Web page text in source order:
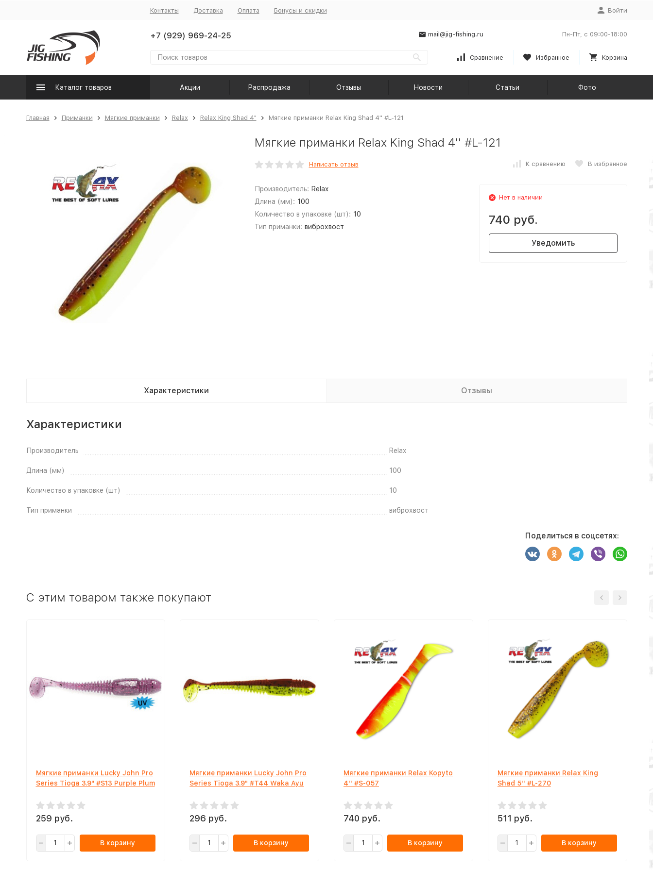
Контакты Доставка Оплата Бонусы и скидки Войти
+7 (929) 969-24-25 mail@jig-fishing.ru Пн-Пт, с 09:00-18:00
Сравнение Избранное Корзина
Каталог товаров Акции Распродажа Отзывы Новости Статьи Фото
Главная Приманки Мягкие приманки Relax Relax King Shad 4" Мягкие приманки Relax King Shad 4'' #L-121
Мягкие приманки Relax King Shad 4'' #L-121
Написать отзыв К сравнению В избранное
Производитель: Relax
Длина (мм): 100
Количество в упаковке (шт): 10
Тип приманки: виброхвост
Нет в наличии
740 руб.
Уведомить
Характеристики Отзывы
Характеристики
Производитель Relax
Длина (мм) 100
Количество в упаковке (шт) 10
Тип приманки виброхвост
Поделиться в соцсетях:
C этим товаром также покупают
Мягкие приманки Lucky John Pro
Series Tioga 3.9" #S13 Purple Plum
259 руб.
В корзину
Мягкие приманки Lucky John Pro
Series Tioga 3.9" #T44 Waka Ayu
296 руб.
В корзину
Мягкие приманки Relax Kopyto
4'' #S-057
740 руб.
В корзину
Мягкие приманки Relax King
Shad 5'' #L-270
511 руб.
В корзину